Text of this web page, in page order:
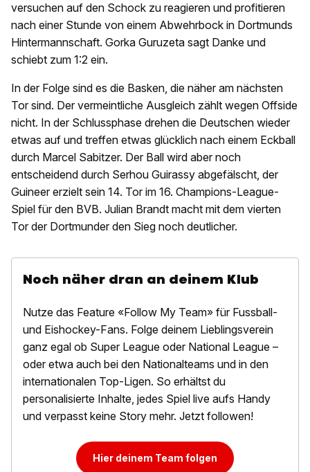
versuchen auf den Schock zu reagieren und profitieren
nach einer Stunde von einem Abwehrbock in Dortmunds
Hintermannschaft. Gorka Guruzeta sagt Danke und
schiebt zum 1:2 ein.
In der Folge sind es die Basken, die näher am nächsten
Tor sind. Der vermeintliche Ausgleich zählt wegen Offside
nicht. In der Schlussphase drehen die Deutschen wieder
etwas auf und treffen etwas glücklich nach einem Eckball
durch Marcel Sabitzer. Der Ball wird aber noch
entscheidend durch Serhou Guirassy abgefälscht, der
Guineer erzielt sein 14. Tor im 16. Champions-League-
Spiel für den BVB. Julian Brandt macht mit dem vierten
Tor der Dortmunder den Sieg noch deutlicher.
Noch näher dran an deinem Klub
Nutze das Feature «Follow My Team» für Fussball-
und Eishockey-Fans. Folge deinem Lieblingsverein
ganz egal ob Super League oder National League –
oder etwa auch bei den Nationalteams und in den
internationalen Top-Ligen. So erhältst du
personalisierte Inhalte, jedes Spiel live aufs Handy
und verpasst keine Story mehr. Jetzt followen!
Hier deinem Team folgen